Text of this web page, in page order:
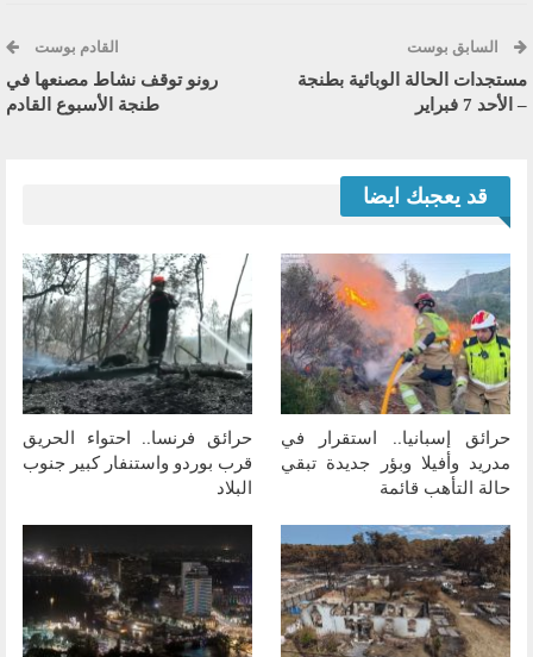
السابق بوست
مستجدات الحالة الوبائية بطنجة
– الأحد 7 فبراير
القادم بوست
رونو توقف نشاط مصنعها في
طنجة الأسبوع القادم
قد يعجبك ايضا
حرائق إسبانيا.. استقرار في
مدريد وأفيلا وبؤر جديدة تبقي
حالة التأهب قائمة
حرائق فرنسا.. احتواء الحريق
قرب بوردو واستنفار كبير جنوب
البلاد